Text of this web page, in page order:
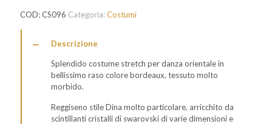
COD:CS096 Categoria:Costumi
Descrizione
Splendido costume stretch per danza orientale in
bellissimo raso colore bordeaux, tessuto molto
morbido.
Reggiseno stile Dina molto particolare, arricchito da
scintillanti cristalli di swarovski di varie dimensioni e